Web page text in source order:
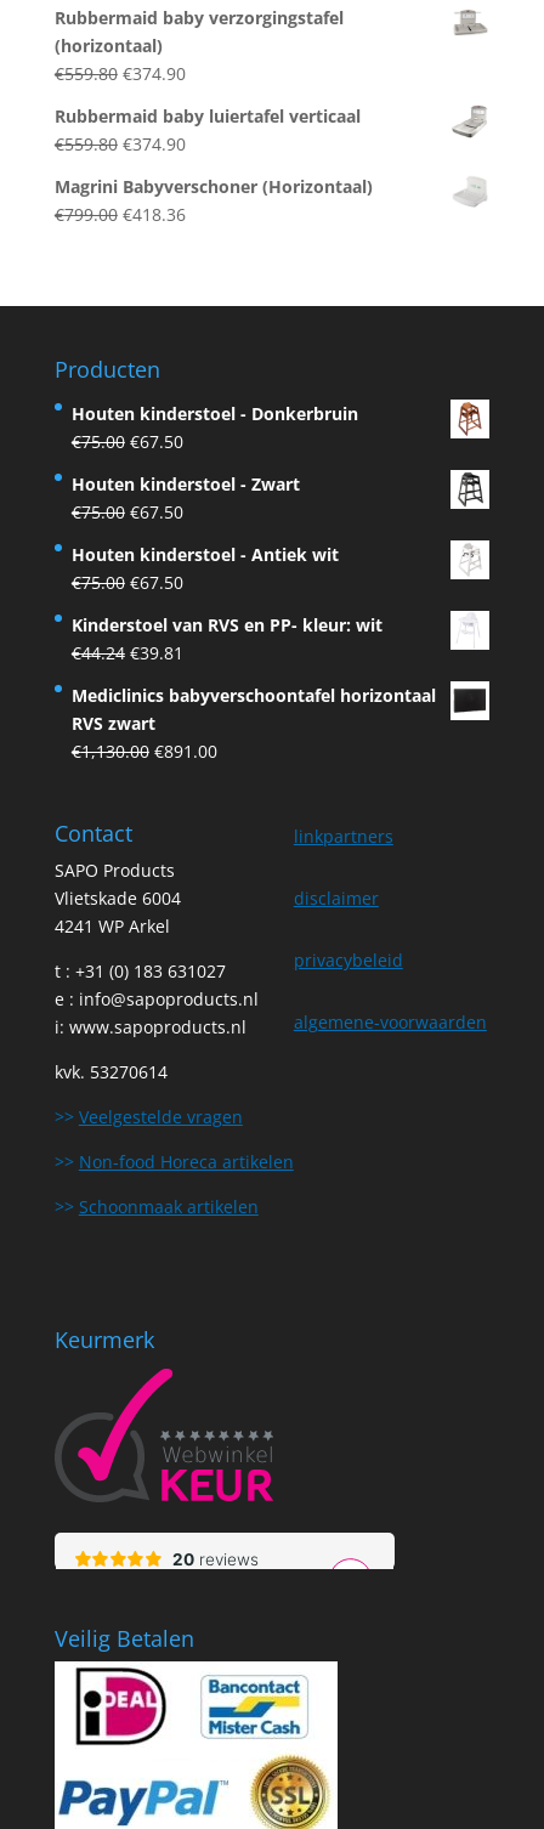
was:
€299.00.
is:
Rubbermaid baby verzorgingstafel
(horizontaal)
€559.80 Original
was:
€559.80.
€374.90Current
is:
€374.90.
Rubbermaid baby luiertafel verticaal
€559.80 Original
was:
€559.80.
€374.90Current
is:
€374.90.
Magrini Babyverschoner (Horizontaal)
€799.00 Original
€418.36Current
Producten
Houten kinderstoel - Donkerbruin
€75.00 Original
was:
€75.00.
€67.50Current
is:
€67.50.
Houten kinderstoel - Zwart
€75.00 Original
was:
€75.00.
€67.50Current
is:
€67.50.
Houten kinderstoel - Antiek wit
€75.00 Original
was:
€75.00.
€67.50Current
is:
Kinderstoel van RVS en PP- kleur: wit
€44.24 Original
was:
€44.24.
€39.81
is:
Mediclinics babyverschoontafel horizontaal
RVS zwart
€1,130.00 Original
€891.00Current
Contact
SAPO Products
Vlietskade 6004
4241 WP Arkel
t : +31 (0) 183 631027
e : info@sapoproducts.nl
i: www.sapoproducts.nl
kvk. 53270614
>> Veelgestelde vragen
>> Non-food Horeca artikelen
>> Schoonmaak artikelen
linkpartners
disclaimer
privacybeleid
algemene-voorwaarden
Keurmerk
Veilig Betalen